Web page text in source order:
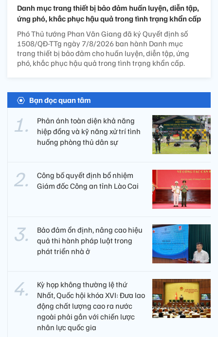
Danh mục trang thiết bị bảo đảm huấn luyện, diễn tập,
ứng phó, khắc phục hậu quả trong tình trạng khẩn cấp
Phó Thủ tướng Phan Văn Giang đã ký Quyết định số
1508/QĐ-TTg ngày 7/8/2026 ban hành Danh mục
trang thiết bị bảo đảm cho huấn luyện, diễn tập, ứng
phó, khắc phục hậu quả trong tình trạng khẩn cấp.
Bạn đọc quan tâm
Phản ánh toàn diện khả năng
hiệp đồng và kỹ năng xử trí tình
huống phòng thủ dân sự
Công bố quyết định bổ nhiệm
Giám đốc Công an tỉnh Lào Cai
Bảo đảm ổn định, nâng cao hiệu
quả thi hành pháp luật trong
phát triển nhà ở
Kỳ họp không thường lệ thứ
Nhất, Quốc hội khóa XVI: Đưa lao
động chất lượng cao ra nước
ngoài phải gắn với chiến lược
nhân lực quốc gia